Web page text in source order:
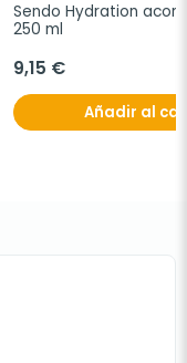
Sendo Hydration
250 ml
9,15 €
Añadir al